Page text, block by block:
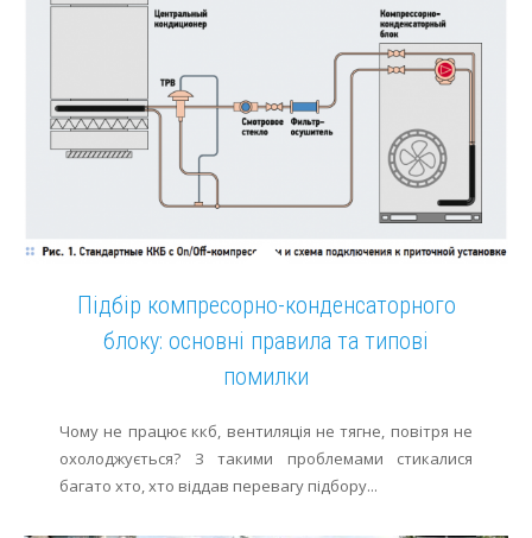
Підбір компресорно-конденсаторного
блоку: основні правила та типові
помилки
Чому не працює ккб, вентиляція не тягне, повітря не
охолоджується? З такими проблемами стикалися
багато хто, хто віддав перевагу підбору...